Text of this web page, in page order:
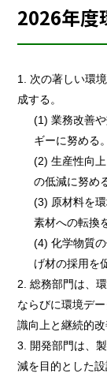
2026年度
1. 次の著しい環
成する。
(1) 業務改善
ギーに努める。
(2) 生産性向
の低減に努め
(3) 原材料を
素材への転換
(4) 化学物質
げ材の採用を
2. 総務部門は、
ならびに環境デ
識向上と継続的改
3. 開発部門は、
減を目的とした